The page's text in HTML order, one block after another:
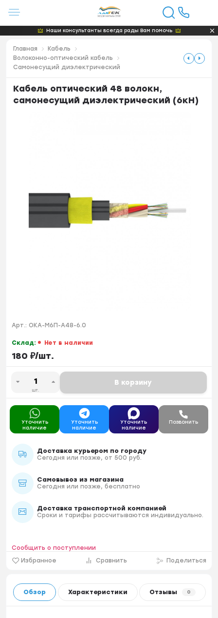
Наши консультанты всегда рады Вам помочь
Главная
Кабель
Волоконно-оптический кабель
Самонесущий диэлектрический
Кабель оптический 48 волокн,
самонесущий диэлектрический (6кН)
Арт.: ОКА-М6П-А48-6.0
Склад: Нет в наличии
180 ₽/шт.
шт.
В корзину
Уточнить
наличие
Уточнить
наличие
Уточнить
наличие
Позвонить
Доставка курьером по городу
Сегодня или позже, от 500 руб.
Самовывоз из магазина
Сегодня или позже, бесплатно
Доставка транспортной компанией
Сроки и тарифы рассчитываются индивидуально.
Избранное Сравнить Поделиться
Сообщить о поступлении
Обзор Характеристики Отзывы 0